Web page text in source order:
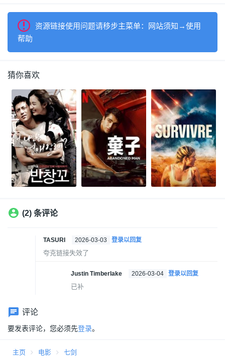
资源链接使用问题请移步主菜单：网站须知→使用
帮助
猜你喜欢
(2) 条评论
TASURI 2026-03-03 登录以回复
夸克链接失效了
Justin Timberlake 2026-03-04 登录以回复
已补
评论
要发表评论，您必须先登录。
主页 电影 七剑